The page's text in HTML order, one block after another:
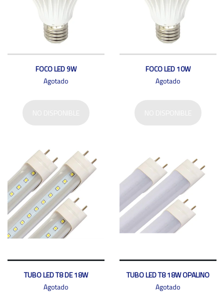
FOCO LED 9W
Agotado
FOCO LED 10W
Agotado
TUBO LED T8 DE 18W
Agotado
TUBO LED T8 18W OPALINO
Agotado